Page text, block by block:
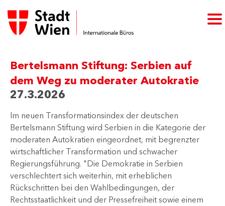
Bertelsmann Stiftung: Serbien auf
dem Weg zu moderater Autokratie
27.3.2026
Im neuen Transformationsindex der deutschen
Bertelsmann Stiftung wird Serbien in die Kategorie der
moderaten Autokratien eingeordnet, mit begrenzter
wirtschaftlicher Transformation und schwacher
Regierungsführung. "Die Demokratie in Serbien
verschlechtert sich weiterhin, mit erheblichen
Rückschritten bei den Wahlbedingungen, der
Rechtsstaatlichkeit und der Pressefreiheit sowie einem